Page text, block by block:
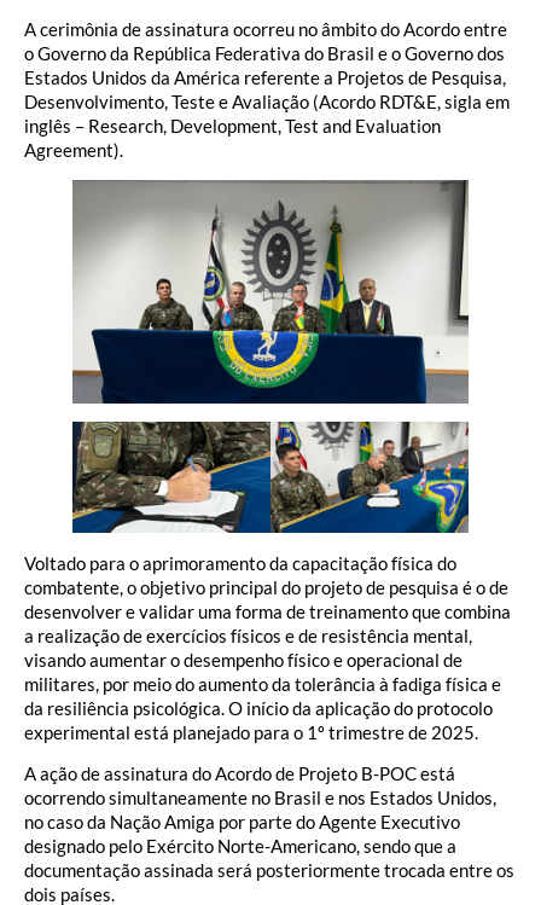
A cerimônia de assinatura ocorreu no âmbito do Acordo entre
o Governo da República Federativa do Brasil e o Governo dos
Estados Unidos da América referente a Projetos de Pesquisa,
Desenvolvimento, Teste e Avaliação (Acordo RDT&E, sigla em
inglês – Research, Development, Test and Evaluation
Agreement).
Voltado para o aprimoramento da capacitação física do
combatente, o objetivo principal do projeto de pesquisa é o de
desenvolver e validar uma forma de treinamento que combina
a realização de exercícios físicos e de resistência mental,
visando aumentar o desempenho físico e operacional de
militares, por meio do aumento da tolerância à fadiga física e
da resiliência psicológica. O início da aplicação do protocolo
experimental está planejado para o 1º trimestre de 2025.
A ação de assinatura do Acordo de Projeto B-POC está
ocorrendo simultaneamente no Brasil e nos Estados Unidos,
no caso da Nação Amiga por parte do Agente Executivo
designado pelo Exército Norte-Americano, sendo que a
documentação assinada será posteriormente trocada entre os
dois países.